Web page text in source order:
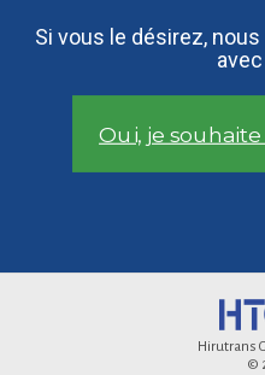
Si vous le désirez,
Oui, je
Hirutrans
©